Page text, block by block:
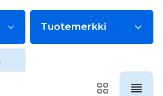
Tuotemerkki